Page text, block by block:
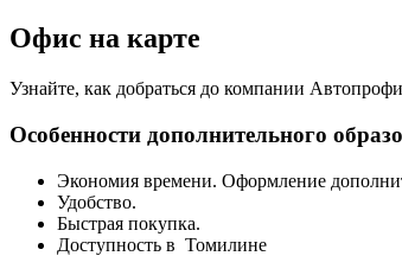
Офис на карте
Узнайте, как добраться до компании
Особенности дополнительного
Экономия времени. Оформление
Удобство.
Быстрая покупка.
Доступность в Томилине